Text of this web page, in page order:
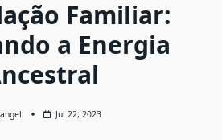
Familiar:
a Energia
Jul 22, 2023